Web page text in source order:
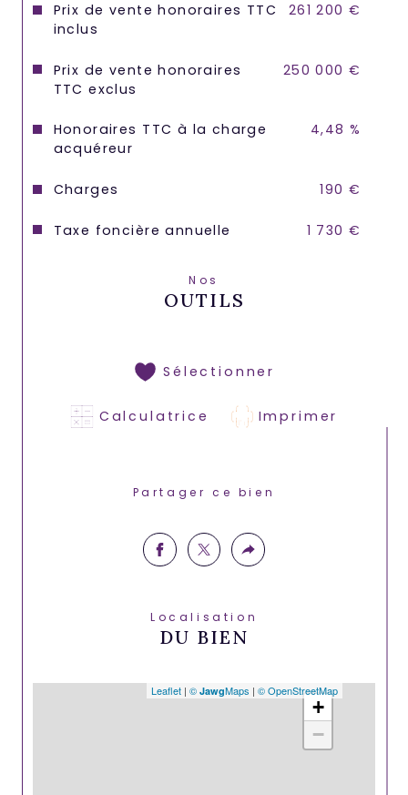
Prix de vente honoraires TTC
inclus
261 200 €
Prix de vente honoraires
TTC exclus
250 000 €
Honoraires TTC à la charge
acquéreur
4,48 %
Charges 190 €
Taxe foncière annuelle 1 730 €
Nos
OUTILS
Sélectionner
Calculatrice Imprimer
Partager ce bien
Localisation
DU BIEN
+
−
Leaflet | © JawgMaps | © OpenStreetMap